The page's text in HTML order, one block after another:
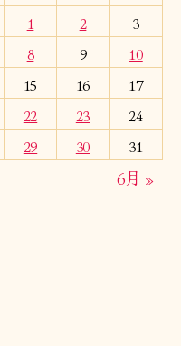
1
2
3
8 9
10
15 16
17
22 23
24
29 30 31
6月 »